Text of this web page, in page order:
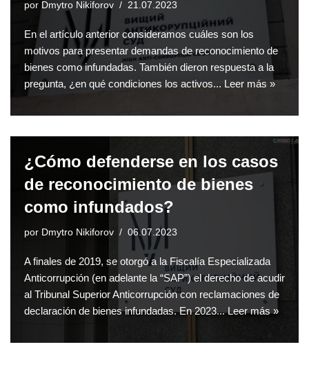
por Dmytro Nikiforov 21.07.2023
En el artículo anterior consideramos cuáles son los
motivos para presentar demandas de reconocimiento de
bienes como infundadas. También dieron respuesta a la
pregunta, ¿en qué condiciones los activos... Leer más »
¿Cómo defenderse en los casos
de reconocimiento de bienes
como infundados?
por Dmytro Nikiforov 06.07.2023
A finales de 2019, se otorgó a la Fiscalía Especializada
Anticorrupción (en adelante la “SAP”) el derecho de acudir
al Tribunal Superior Anticorrupción con reclamaciones de
declaración de bienes infundadas. En 2023...Leer más »